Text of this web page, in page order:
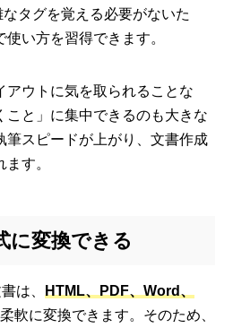
タグを覚える必要がないた
い方を習得できます。
アウトに気を取られることな
こと」に集中できるのも大きな
筆スピードが上がり、文書作成
す。
に変換できる
は、
HTML、PDF、Word、
軟に変換できます。そのため、